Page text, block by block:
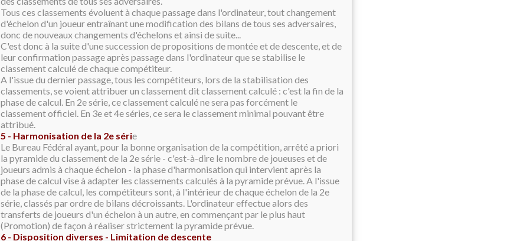
Tous ces classements évoluent à chaque passage dans l'ordinateur, tout changement
d'échelon d'un joueur entraînant une modification des bilans de tous ses adversaires,
donc de nouveaux changements d'échelons et ainsi de suite...
C'est donc à la suite d'une succession de propositions de montée et de descente, et de
leur confirmation passage après passage dans l'ordinateur que se stabilise le
classement calculé de chaque compétiteur.
A l'issue du dernier passage, tous les compétiteurs, lors de la stabilisation des
classements, se voient attribuer un classement dit classement calculé : c'est la fin de la
phase de calcul. En 2e série, ce classement calculé ne sera pas forcément le
classement officiel. En 3e et 4e séries, ce sera le classement minimal pouvant être
attribué.
5 - Harmonisation de la 2e série
Le Bureau Fédéral ayant, pour la bonne organisation de la compétition, arrêté a priori
la pyramide du classement de la 2e série - c'est-à-dire le nombre de joueuses et de
joueurs admis à chaque échelon - la phase d'harmonisation qui intervient après la
phase de calcul vise à adapter les classements calculés à la pyramide prévue. A l'issue
de la phase de calcul, les compétiteurs sont, à l'intérieur de chaque échelon de la 2e
série, classés par ordre de bilans décroissants. L'ordinateur effectue alors des
transferts de joueurs d'un échelon à un autre, en commençant par le plus haut
(Promotion) de façon à réaliser strictement la pyramide prévue.
6 - Disposition diverses - Limitation de descente